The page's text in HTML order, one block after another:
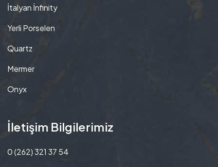
İtalyan İnfinity
Yerli Porselen
Quartz
Mermer
Onyx
İletişim Bilgilerimiz
0 (262) 321 37 54